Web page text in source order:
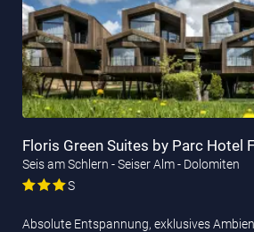
Floris Green Suites by Parc Hotel
Seis am Schlern - Seiser Alm - Dolomiten
S
Absolute Entspannung, exklusives